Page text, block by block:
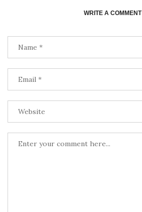
WRITE A COMMENT